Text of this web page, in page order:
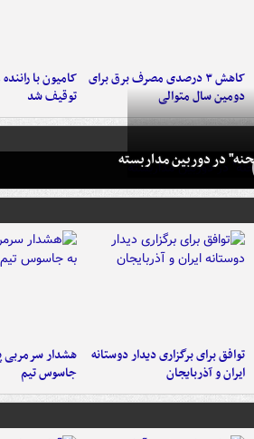
کاهش ۳ درصدی مصرف برق برای
دومین سال متوالی
توقیف شد
توافق برای برگزاری دیدار دوستانه
ایران و آذربایجان
هشدار سرمربی
جاسوس تیم